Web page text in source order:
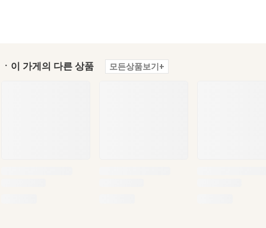
ㆍ이 가게의 다른 상품 모든상품보기+